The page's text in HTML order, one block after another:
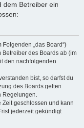
dem Betreiber ein
Folgenden „das Board“)
des Boards ab (im
den nachfolgenden
bist, so darfst du
des Boards gelten
Regelungen.
Zeit geschlossen und kann
jederzeit gekündigt